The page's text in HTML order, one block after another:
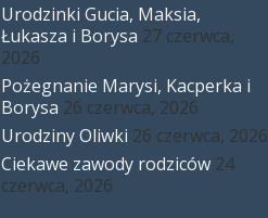
Urodzinki Gucia, Maksia,
Łukasza i Borysa 27 czerwca,
2026
Pożegnanie Marysi, Kacperka i
Borysa 26 czerwca, 2026
Urodziny Oliwki 26 czerwca, 2026
Ciekawe zawody rodziców 24
czerwca, 2026